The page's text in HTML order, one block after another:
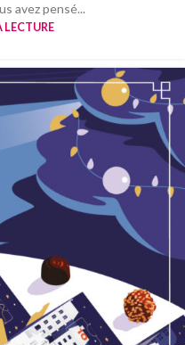
avez pensé...
LECTURE